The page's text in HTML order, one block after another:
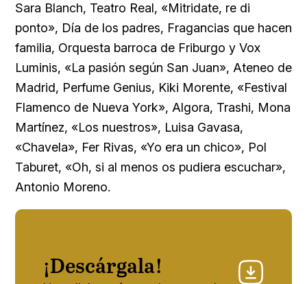
Sara Blanch, Teatro Real, «Mitridate, re di
ponto», Día de los padres, Fragancias que hacen
familia, Orquesta barroca de Friburgo y Vox
Luminis, «La pasión según San Juan», Ateneo de
Madrid, Perfume Genius, Kiki Morente, «Festival
Flamenco de Nueva York», Algora, Trashi, Mona
Martínez, «Los nuestros», Luisa Gavasa,
«Chavela», Fer Rivas, «Yo era un chico», Pol
Taburet, «Oh, si al menos os pudiera escuchar»,
Antonio Moreno.
¡Descárgala!